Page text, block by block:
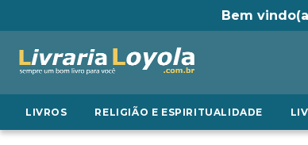
Bem
LIVROS RELIGIÃO E ESPIRITUALIDADE